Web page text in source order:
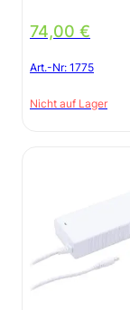
74,00 €
Art.-Nr: 1775
Nicht auf Lager